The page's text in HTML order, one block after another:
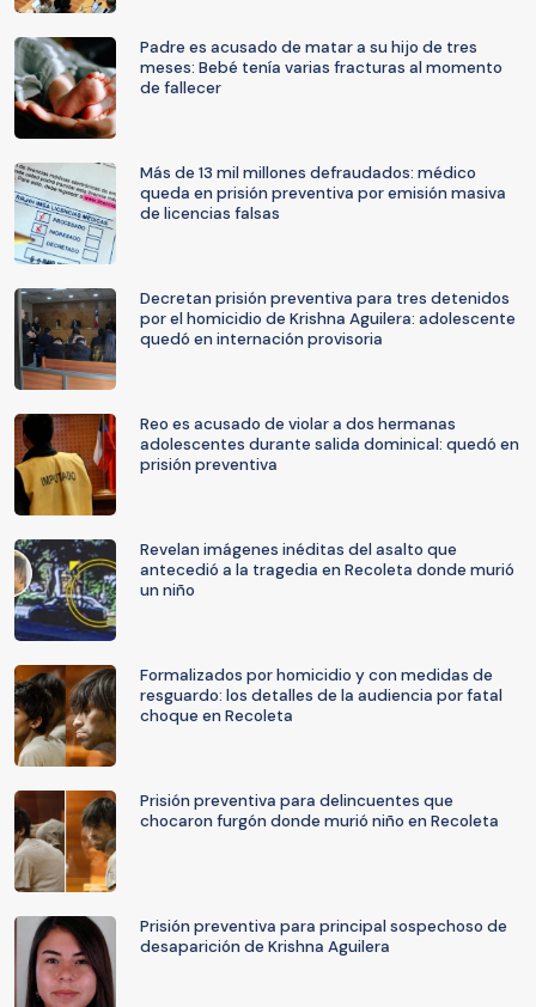
Padre es acusado de matar a su hijo de tres
meses: Bebé tenía varias fracturas al momento
de fallecer
Más de 13 mil millones defraudados: médico
queda en prisión preventiva por emisión masiva
de licencias falsas
Decretan prisión preventiva para tres detenidos
por el homicidio de Krishna Aguilera: adolescente
quedó en internación provisoria
Reo es acusado de violar a dos hermanas
adolescentes durante salida dominical: quedó en
prisión preventiva
Revelan imágenes inéditas del asalto que
antecedió a la tragedia en Recoleta donde murió
un niño
Formalizados por homicidio y con medidas de
resguardo: los detalles de la audiencia por fatal
choque en Recoleta
Prisión preventiva para delincuentes que
chocaron furgón donde murió niño en Recoleta
Prisión preventiva para principal sospechoso de
desaparición de Krishna Aguilera